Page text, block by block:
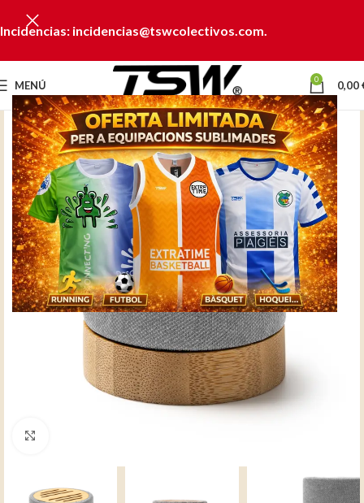
Incidencias: incidencias@tswcolectivos.com.
MENÚ 0 0,00